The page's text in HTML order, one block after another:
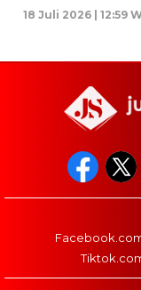
18 Juli 2026 | 12:59